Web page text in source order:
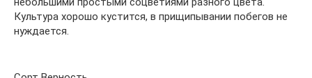
Культура хорошо кустится, в прищипывании побегов не
нуждается.